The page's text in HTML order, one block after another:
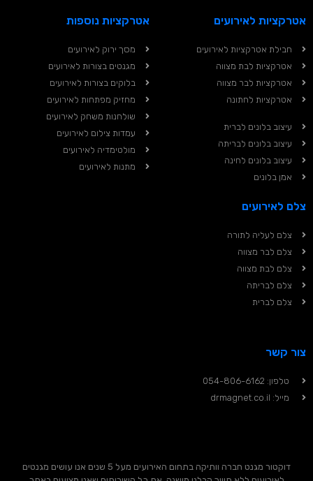
אטרקציות לאירועים
חבילת אטרקציות לאירועים
אטרקציות לבת מצווה
אטרקציות לבר מצווה
אטרקציות לחתונה
עיצוב בלונים לברית
עיצוב בלונים לבריתה
עיצוב בלונים לחינה
אמן בלונים
אטרקציות נוספות
מסך ירוק לאירועים
מגנטים בצורות לאירועים
בלוקים בצורות לאירועים
מחזיק מפתחות לאירועים
שולחנות משחק לאירועים
עמדות צילום לאירועים
מולטימדיה לאירועים
מתנות לאירועים
צלם לאירועים
צלם לעליה לתורה
צלם לבר מצווה
צלם לבת מצווה
צלם לבריתה
צלם לברית
צור קשר
טלפון: 054-806-6162
מייל: drmagnet.co.il
דוקטור מגנט חברה וותיקה בתחום האירועים מעל 5 שנים אנו עושים מגנטים